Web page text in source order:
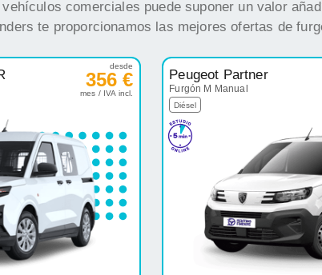
comerciales puede suponer un valor
te proporcionamos las mejores ofertas de
desde
356 €
mes / IVA incl.
Peugeot Partner
Furgón M Manual
Diésel